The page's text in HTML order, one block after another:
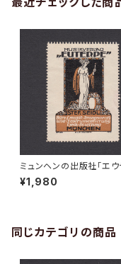
ミュンヘンの出版社「エウ
ペ」の広告ポスタースタン
3年
¥1,980
同じカテゴリの商品